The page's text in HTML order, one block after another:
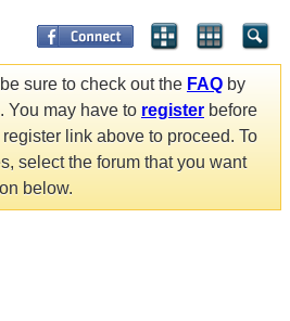
sure to check out the FAQ by
You may have to register before
link above to proceed. To
select the forum that you want
below.